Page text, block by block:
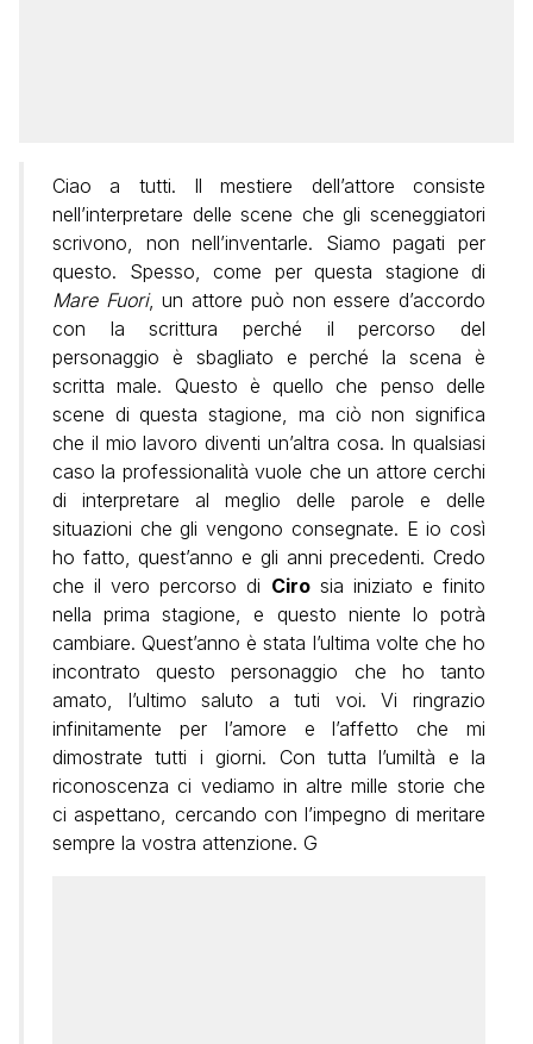
Ciao a tutti. Il mestiere dell’attore consiste
nell’interpretare delle scene che gli sceneggiatori
scrivono, non nell’inventarle. Siamo pagati per
questo. Spesso, come per questa stagione di
Mare Fuori, un attore può non essere d’accordo
con la scrittura perché il percorso del
personaggio è sbagliato e perché la scena è
scritta male. Questo è quello che penso delle
scene di questa stagione, ma ciò non significa
che il mio lavoro diventi un’altra cosa. In qualsiasi
caso la professionalità vuole che un attore cerchi
di interpretare al meglio delle parole e delle
situazioni che gli vengono consegnate. E io così
ho fatto, quest’anno e gli anni precedenti. Credo
che il vero percorso di Cirosia iniziato e finito
nella prima stagione, e questo niente lo potrà
cambiare. Quest’anno è stata l’ultima volte che ho
incontrato questo personaggio che ho tanto
amato, l’ultimo saluto a tuti voi. Vi ringrazio
infinitamente per l’amore e l’affetto che mi
dimostrate tutti i giorni. Con tutta l’umiltà e la
riconoscenza ci vediamo in altre mille storie che
ci aspettano, cercando con l’impegno di meritare
sempre la vostra attenzione. G